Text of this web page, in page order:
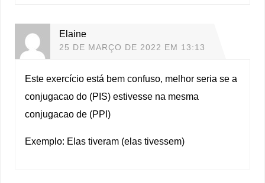
Elaine
25 DE MARÇO DE 2022 EM 13:13
Este exercício está bem confuso, melhor seria se a
conjugacao do (PIS) estivesse na mesma
conjugacao de (PPI)
Exemplo: Elas tiveram (elas tivessem)